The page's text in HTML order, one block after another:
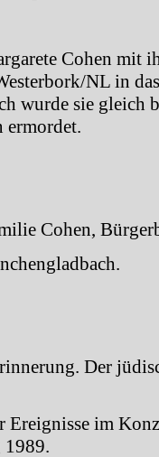
Cohen mit
NL in
wurde sie gleich
Cohen,
Der
Ereignisse im